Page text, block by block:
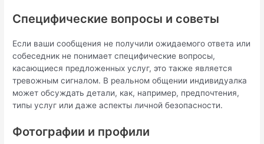
Специфические вопросы и советы
Если ваши сообщения не получили ожидаемого ответа или
собеседник не понимает специфические вопросы,
касающиеся предложенных услуг, это также является
тревожным сигналом. В реальном общении индивидуалка
может обсуждать детали, как, например, предпочтения,
типы услуг или даже аспекты личной безопасности.
Фотографии и профили